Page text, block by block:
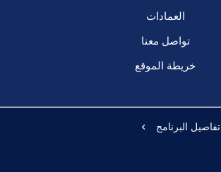
العمادات
تواصل معنا
خريطة الموقع
تفاصيل البرنامج